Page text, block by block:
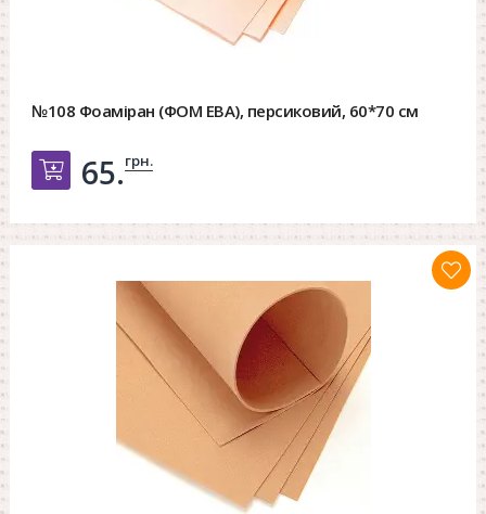
№108 Фоаміран (ФОМ ЕВА), персиковий, 60*70 см
Добавить в корзину
65.грн.